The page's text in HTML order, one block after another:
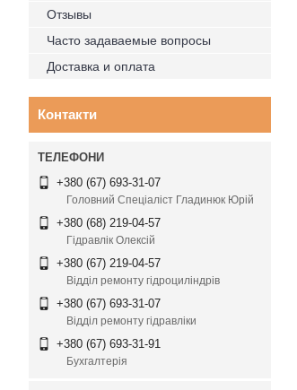
Отзывы
Часто задаваемые вопросы
Доставка и оплата
Контакти
+380 (67) 693-31-07
Головний Спеціаліст Гладинюк Юрій
+380 (68) 219-04-57
Гідравлік Олексій
+380 (67) 219-04-57
Відділ ремонту гідроциліндрів
+380 (67) 693-31-07
Відділ ремонту гідравліки
+380 (67) 693-31-91
Бухгалтерія